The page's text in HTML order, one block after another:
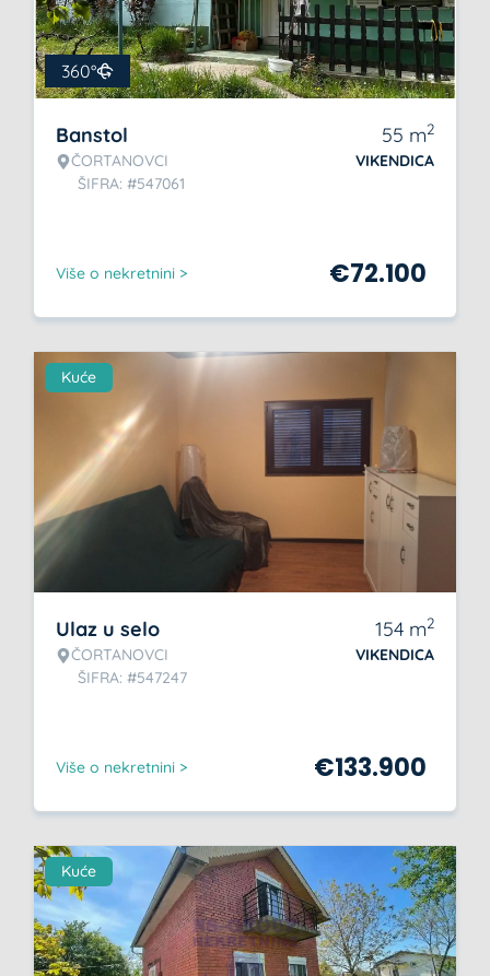
360°
Banstol
ČORTANOVCI
ŠIFRA: #547061
55 m2
VIKENDICA
Više o nekretnini > €72.100
Kuće
Ulaz u selo
ČORTANOVCI
ŠIFRA: #547247
154 m2
VIKENDICA
Više o nekretnini > €133.900
Kuće